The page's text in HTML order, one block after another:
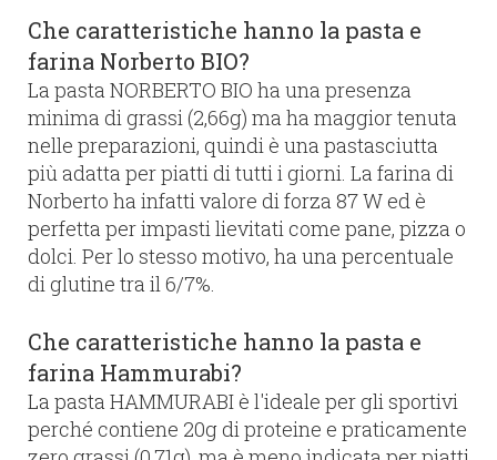
Che caratteristiche hanno la pasta e
farina Norberto BIO?
La pasta NORBERTO BIO ha una presenza
minima di grassi (2,66g) ma ha maggior tenuta
nelle preparazioni, quindi è una pastasciutta
più adatta per piatti di tutti i giorni. La farina di
Norberto ha infatti valore di forza 87 W ed è
perfetta per impasti lievitati come pane, pizza o
dolci. Per lo stesso motivo, ha una percentuale
di glutine tra il 6/7%.
Che caratteristiche hanno la pasta e
farina Hammurabi?
La pasta HAMMURABI è l'ideale per gli sportivi
perché contiene 20g di proteine e praticamente